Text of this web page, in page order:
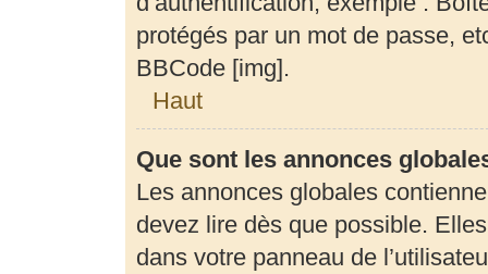
protégés par un mot de passe,
BBCode [img].
Haut
Que sont les annonces
Les annonces globales
devez lire dès que possible.
dans votre panneau de